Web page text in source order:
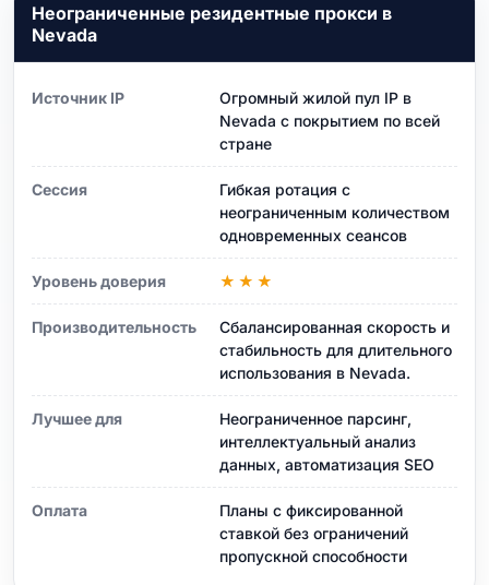
Неограниченные резидентные прокси в
Nevada
Источник IP
Огромный жилой пул IP в
Nevada с покрытием по всей
стране
Сессия
Гибкая ротация с
неограниченным количеством
одновременных сеансов
Уровень доверия ★★★
Производительность
Сбалансированная скорость и
стабильность для длительного
использования в Nevada.
Лучшее для
Неограниченное парсинг,
интеллектуальный анализ
данных, автоматизация SEO
Оплата
Планы с фиксированной
ставкой без ограничений
пропускной способности